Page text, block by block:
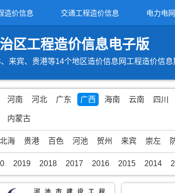
造价信息 交通工程造价信息 电力电
区工程造价信息电子版
来宾、贵港等14个地区造价信息网工程造价信
河南 河北 广东 广西 海南 云南 四川
内蒙古
北海 贵港 百色 河池 贺州 来宾 崇左
2019 2018 2017 2016 2015 2014